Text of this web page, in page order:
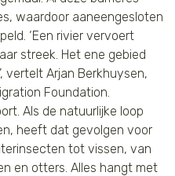
waardoor aaneengesloten
‘Een rivier vervoert
streek. Het ene gebied
vertelt Arjan Berkhuysen,
Foundation.
Als de natuurlijke loop
heeft dat gevolgen voor
tot vissen, van
en otters. Alles hangt met